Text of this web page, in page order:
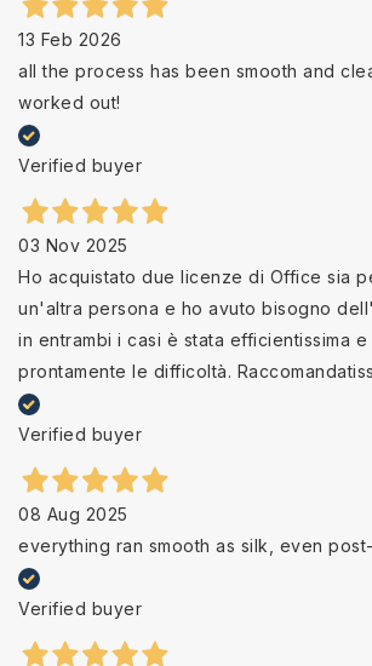
13 Feb 2026
all the process has been smooth and
worked out!
Verified buyer
03 Nov 2025
Ho acquistato due licenze di Office sia
un'altra persona e ho avuto bisogno
in entrambi i casi è stata efficientissima e
prontamente le difficoltà.
Verified buyer
08 Aug 2025
everything ran smooth as silk, even
Verified buyer